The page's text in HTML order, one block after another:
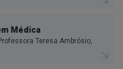
Médica
Teresa Ambrósio,